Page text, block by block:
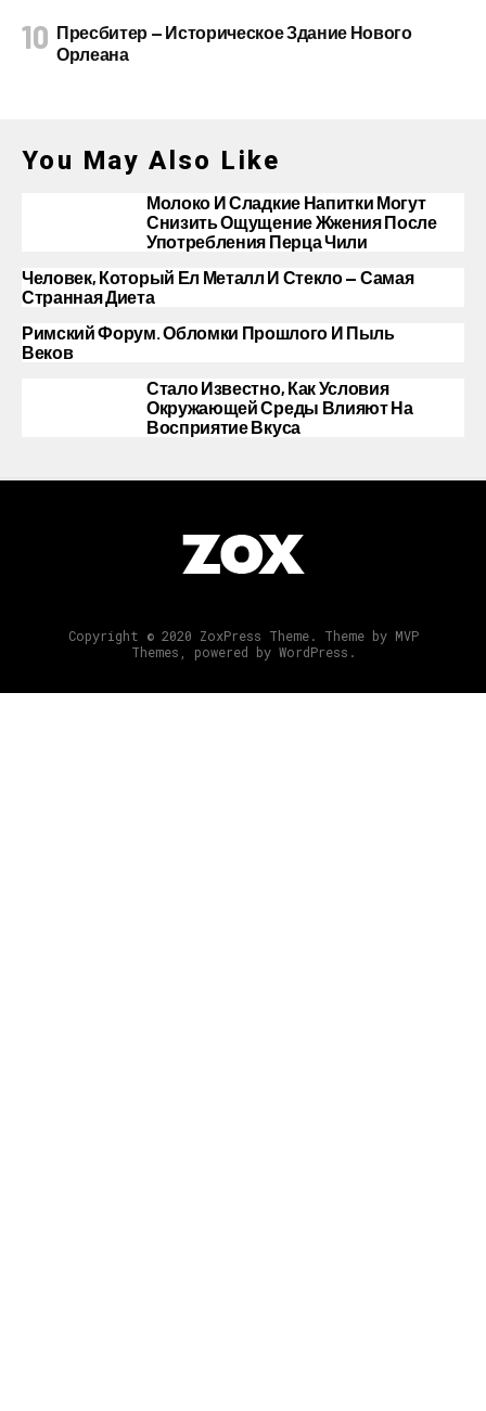
Пресбитер — Историческое Здание Нового
Орлеана
You May Also Like
Молоко И Сладкие Напитки Могут
Снизить Ощущение Жжения После
Употребления Перца Чили
Человек, Который Ел Металл И Стекло — Самая
Странная Диета
Римский Форум. Обломки Прошлого И Пыль
Веков
Стало Известно, Как Условия
Окружающей Среды Влияют На
Восприятие Вкуса
Copyright © 2020 ZoxPress Theme. Theme by MVP
Themes, powered by WordPress.